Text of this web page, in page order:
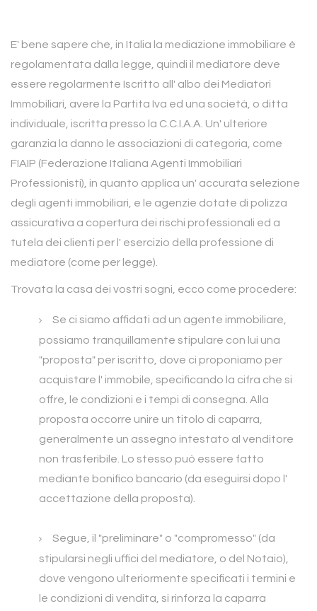
E' bene sapere che, in Italia la mediazione immobiliare è
regolamentata dalla legge, quindi il mediatore deve
essere regolarmente Iscritto all' albo dei Mediatori
Immobiliari, avere la Partita Iva ed una società, o ditta
individuale, iscritta presso la C.C.I.A.A. Un' ulteriore
garanzia la danno le associazioni di categoria, come
FIAIP (Federazione Italiana Agenti Immobiliari
Professionisti), in quanto applica un' accurata selezione
degli agenti immobiliari, e le agenzie dotate di polizza
assicurativa a copertura dei rischi professionali ed a
tutela dei clienti per l' esercizio della professione di
mediatore (come per legge).
Trovata la casa dei vostri sogni, ecco come procedere:
Se ci siamo affidati ad un agente immobiliare,
possiamo tranquillamente stipulare con lui una
"proposta" per iscritto, dove ci proponiamo per
acquistare l' immobile, specificando la cifra che si
offre, le condizioni e i tempi di consegna. Alla
proposta occorre unire un titolo di caparra,
generalmente un assegno intestato al venditore
non trasferibile. Lo stesso può essere fatto
mediante bonifico bancario (da eseguirsi dopo l'
accettazione della proposta).
Segue, il "preliminare" o "compromesso" (da
stipularsi negli uffici del mediatore, o del Notaio),
dove vengono ulteriormente specificati i termini e
le condizioni di vendita, si rinforza la caparra